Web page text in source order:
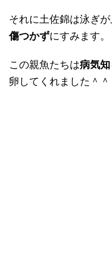
それに土佐錦は泳ぎ
傷つかずにすみます。
この親魚たちは病気
卵してくれました＾＾